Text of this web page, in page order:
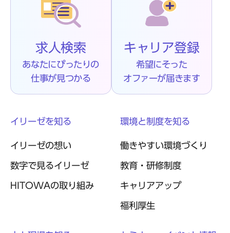
求人検索
あなたにぴったりの
仕事が見つかる
キャリア登録
希望にそった
オファーが届きます
イリーゼを知る
イリーゼの想い
数字で見るイリーゼ
HITOWAの取り組み
環境と制度を知る
働きやすい環境づくり
教育・研修制度
キャリアアップ
福利厚生